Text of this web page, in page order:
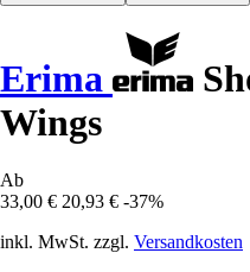
Erima
Wings
Ab
33,00 € 20,93 € -37%
inkl. MwSt. zzgl. Versandkosten